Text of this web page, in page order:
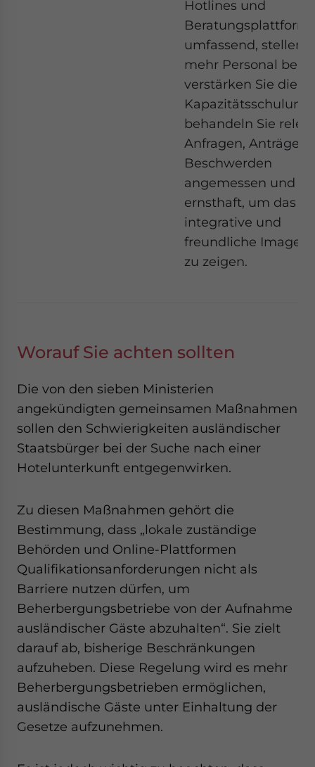
Hotlines und
umfassend, stellen
mehr Personal
verstärken Sie die
Kapazitätsschulung
behandeln Sie
Anfragen, Anträge
Beschwerden
angemessen und
ernsthaft, um das
integrative und
freundliche Image
zu zeigen.
Worauf Sie achten sollten
Die von den sieben Ministerien
angekündigten gemeinsamen Maßnahmen
sollen den Schwierigkeiten ausländischer
Staatsbürger bei der Suche nach einer
Hotelunterkunft entgegenwirken.
Zu diesen Maßnahmen gehört die
Bestimmung, dass „lokale zuständige
Behörden und Online-Plattformen
Qualifikationsanforderungen nicht als
Barriere nutzen dürfen, um
Beherbergungsbetriebe von der Aufnahme
ausländischer Gäste abzuhalten“. Sie zielt
darauf ab, bisherige Beschränkungen
aufzuheben. Diese Regelung wird es mehr
Beherbergungsbetrieben ermöglichen,
ausländische Gäste unter Einhaltung der
Gesetze aufzunehmen.